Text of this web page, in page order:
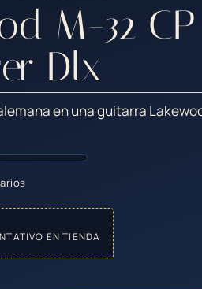
M-32
Dlx
en una guitarra
EN TIENDA